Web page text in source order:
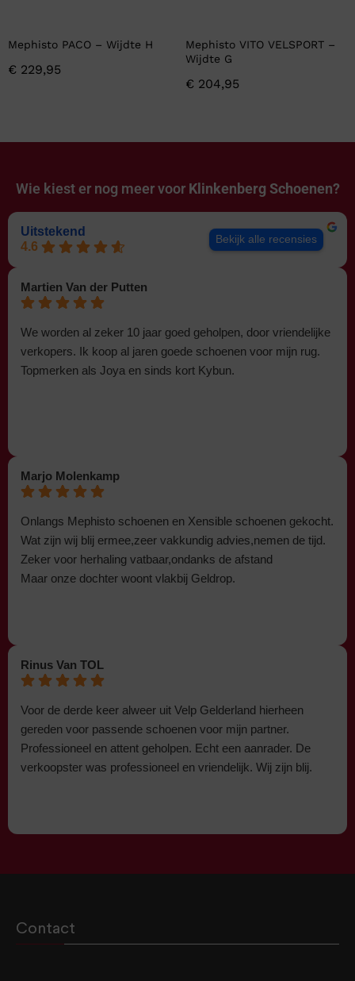
Mephisto PACO – Wijdte H
€ 229,95
Mephisto VITO VELSPORT –
Wijdte G
€ 204,95
Wie kiest er nog meer voor Klinkenberg Schoenen?
Uitstekend
4.6
Bekijk alle recensies
Martien Van der Putten
We worden al zeker 10 jaar goed geholpen, door vriendelijke
verkopers. Ik koop al jaren goede schoenen voor mijn rug.
Topmerken als Joya en sinds kort Kybun.
Marjo Molenkamp
Onlangs Mephisto schoenen en Xensible schoenen gekocht.
Wat zijn wij blij ermee,zeer vakkundig advies,nemen de tijd.
Zeker voor herhaling vatbaar,ondanks de afstand
Maar onze dochter woont vlakbij Geldrop.
Rinus Van TOL
Voor de derde keer alweer uit Velp Gelderland hierheen
gereden voor passende schoenen voor mijn partner.
Professioneel en attent geholpen. Echt een aanrader. De
verkoopster was professioneel en vriendelijk. Wij zijn blij.
Contact